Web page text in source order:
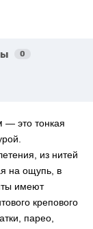
0
— это тонкая
из нитей
на ощупь, в
имеют
крепового
парео,